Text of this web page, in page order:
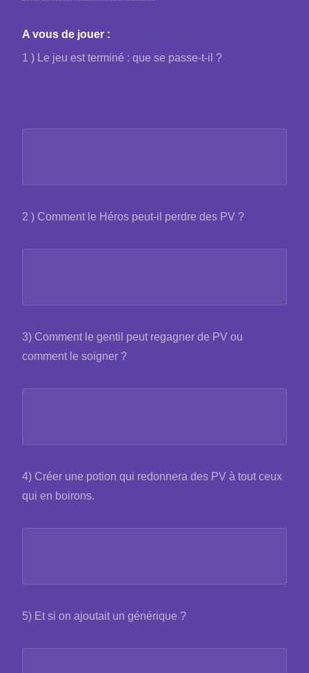
A vous de jouer :
1 ) Le jeu est terminé : que se passe-t-il ?
2 ) Comment le Héros peut-il perdre des PV ?
3) Comment le gentil peut regagner de PV ou
comment le soigner ?
4) Créer une potion qui redonnera des PV à tout ceux
qui en boirons.
5) Et si on ajoutait un générique ?